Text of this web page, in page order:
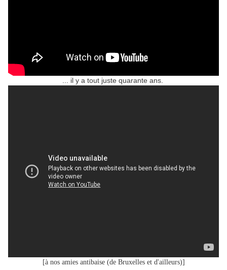
... il y a tout juste quarante ans.
[à nos amies antibaise (de Bruxelles et d'ailleurs)]